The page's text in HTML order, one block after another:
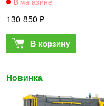
130 850